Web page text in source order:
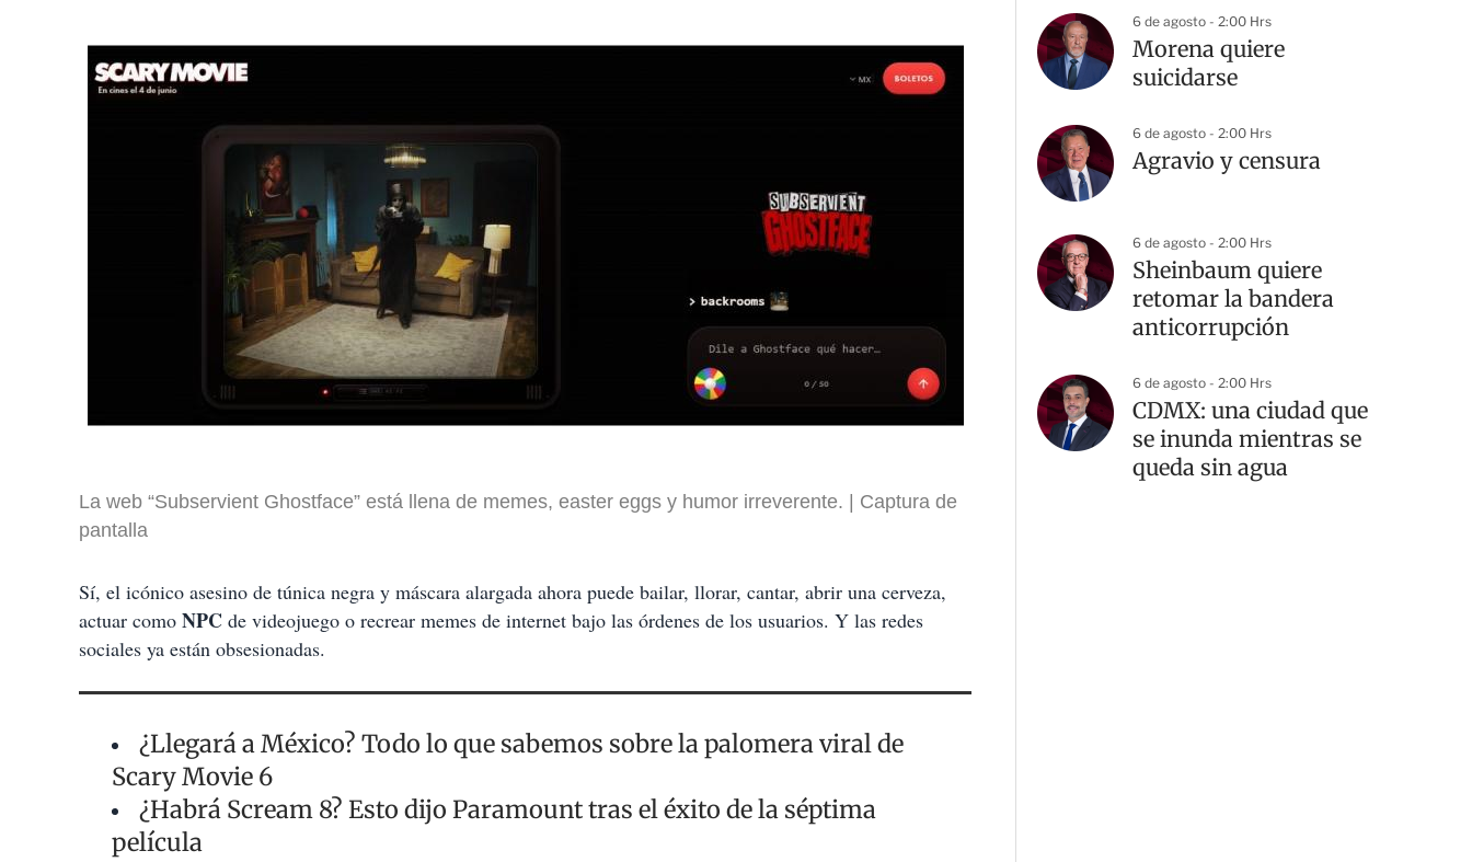
La web “Subservient Ghostface” está llena de memes, easter eggs y humor irreverente.
Captura de
pantalla
Sí, el icónico asesino de túnica negra y máscara alargada ahora puede bailar, llorar, cantar, abrir una cerveza,
actuar como NPC de videojuego o recrear memes de internet bajo las órdenes de los usuarios. Y las redes
sociales ya están obsesionadas.
¿Llegará a México? Todo lo que sabemos sobre la palomera viral de
Scary Movie 6
¿Habrá Scream 8? Esto dijo Paramount tras el éxito de la séptima
película
6 de agosto - 2:00 Hrs
Morena quiere
suicidarse
6 de agosto - 2:00 Hrs
Agravio y censura
6 de agosto - 2:00 Hrs
Sheinbaum quiere
retomar la bandera
anticorrupción
6 de agosto - 2:00 Hrs
CDMX: una ciudad que
se inunda mientras se
queda sin agua